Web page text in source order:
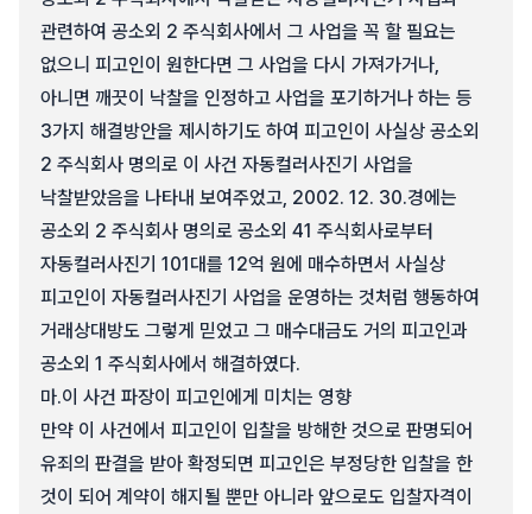
관련하여 공소외 2 주식회사에서 그 사업을 꼭 할 필요는
없으니 피고인이 원한다면 그 사업을 다시 가져가거나,
아니면 깨끗이 낙찰을 인정하고 사업을 포기하거나 하는 등
3가지 해결방안을 제시하기도 하여 피고인이 사실상 공소외
2 주식회사 명의로 이 사건 자동컬러사진기 사업을
낙찰받았음을 나타내 보여주었고, 2002. 12. 30.경에는
공소외 2 주식회사 명의로 공소외 41 주식회사로부터
자동컬러사진기 101대를 12억 원에 매수하면서 사실상
피고인이 자동컬러사진기 사업을 운영하는 것처럼 행동하여
거래상대방도 그렇게 믿었고 그 매수대금도 거의 피고인과
공소외 1 주식회사에서 해결하였다.
마.이 사건 파장이 피고인에게 미치는 영향
만약 이 사건에서 피고인이 입찰을 방해한 것으로 판명되어
유죄의 판결을 받아 확정되면 피고인은 부정당한 입찰을 한
것이 되어 계약이 해지될 뿐만 아니라 앞으로도 입찰자격이